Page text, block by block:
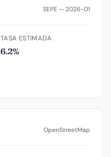
SEPE — 2026-01
TASA ESTIMADA
6.2%
OpenStreetMap